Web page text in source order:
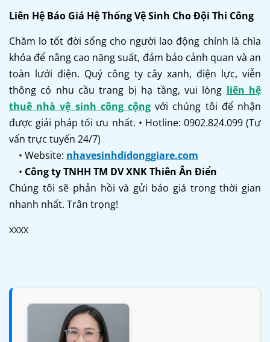
Liên Hệ Báo Giá Hệ Thống Vệ Sinh Cho Đội Thi Công
Chăm lo tốt đời sống cho người lao động chính là chìa
khóa để nâng cao năng suất, đảm bảo cảnh quan và an
toàn lưới điện. Quý công ty cây xanh, điện lực, viễn
thông có nhu cầu trang bị hạ tầng, vui lòng liên hệ
thuê nhà vệ sinh công cộng với chúng tôi để nhận
được giải pháp tối ưu nhất. • Hotline: 0902.824.099 (Tư
vấn trực tuyến 24/7)
• Website: nhavesinhdidonggiare.com
• Công ty TNHH TM DV XNK Thiên Ân Điển
Chúng tôi sẽ phản hồi và gửi báo giá trong thời gian
nhanh nhất. Trân trọng!
XXXX